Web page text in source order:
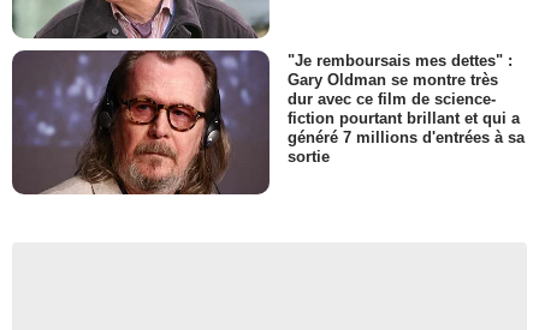
"Je remboursais mes dettes" :
Gary Oldman se montre très
dur avec ce film de science-
fiction pourtant brillant et qui a
généré 7 millions d'entrées à sa
sortie